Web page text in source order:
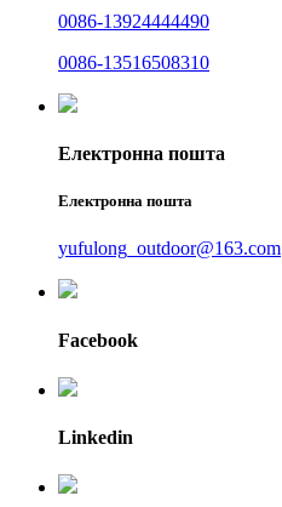
0086-13924444490
0086-13516508310
Електронна пошта
Електронна пошта
yufulong_outdoor@163.com
Facebook
Linkedin